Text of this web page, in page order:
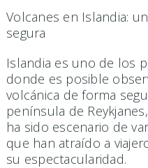
Volcanes en Islandia:
segura
Islandia es uno de los
donde es posible
volcánica de forma
península de
ha sido escenario de
que han atraído a
su espectacularidad.